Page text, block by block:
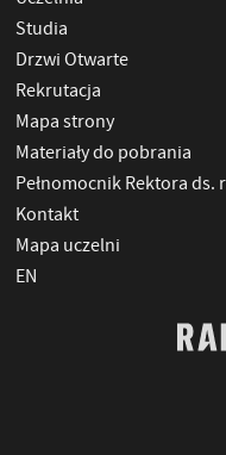
Studia
Drzwi Otwarte
Rekrutacja
Mapa strony
Materiały do pobrania
Pełnomocnik Rektora
Kontakt
Mapa uczelni
EN